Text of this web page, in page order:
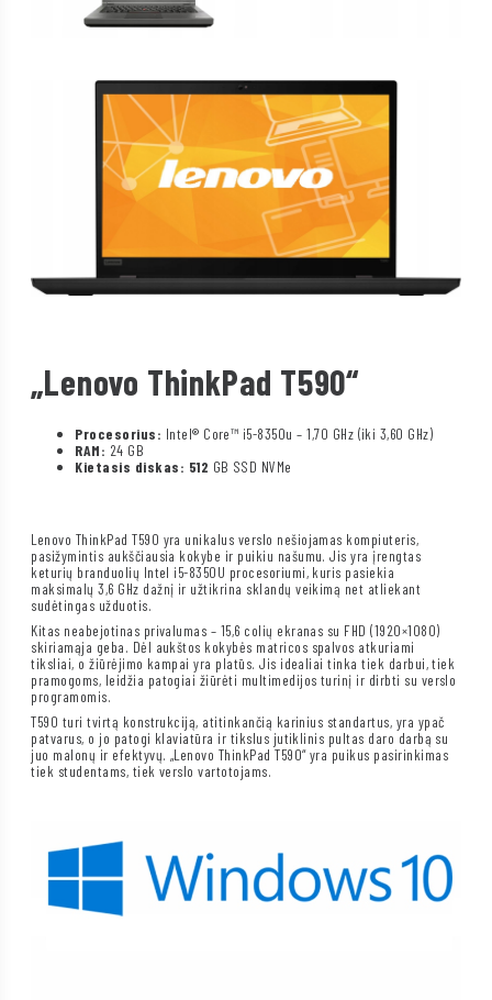
„Lenovo ThinkPad T590“
Procesorius: Intel® Core™ i5-8350u – 1,70 GHz (iki 3,60 GHz)
RAM: 24 GB
Kietasis diskas: 512 GB SSD NVMe
Lenovo ThinkPad T590 yra unikalus verslo nešiojamas kompiuteris,
pasižymintis aukščiausia kokybe ir puikiu našumu. Jis yra įrengtas
keturių branduolių Intel i5-8350U procesoriumi, kuris pasiekia
maksimalų 3,6 GHz dažnį ir užtikrina sklandų veikimą net atliekant
sudėtingas užduotis.
Kitas neabejotinas privalumas – 15,6 colių ekranas su FHD (1920×1080)
skiriamąja geba. Dėl aukštos kokybės matricos spalvos atkuriami
tiksliai, o žiūrėjimo kampai yra platūs. Jis idealiai tinka tiek darbui, tiek
pramogoms, leidžia patogiai žiūrėti multimedijos turinį ir dirbti su verslo
programomis.
T590 turi tvirtą konstrukciją, atitinkančią karinius standartus, yra ypač
patvarus, o jo patogi klaviatūra ir tikslus jutiklinis pultas daro darbą su
juo malonų ir efektyvų. „Lenovo ThinkPad T590“ yra puikus pasirinkimas
tiek studentams, tiek verslo vartotojams.